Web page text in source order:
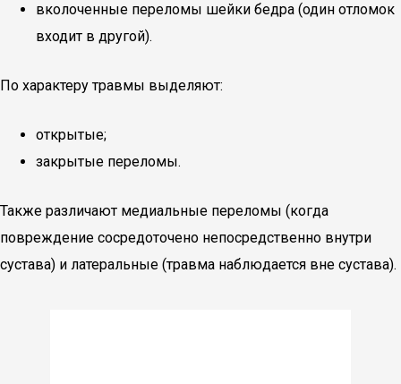
вколоченные переломы шейки бедра (один отломок
входит в другой).
По характеру травмы выделяют:
открытые;
закрытые переломы.
Также различают медиальные переломы (когда
повреждение сосредоточено непосредственно внутри
сустава) и латеральные (травма наблюдается вне сустава).